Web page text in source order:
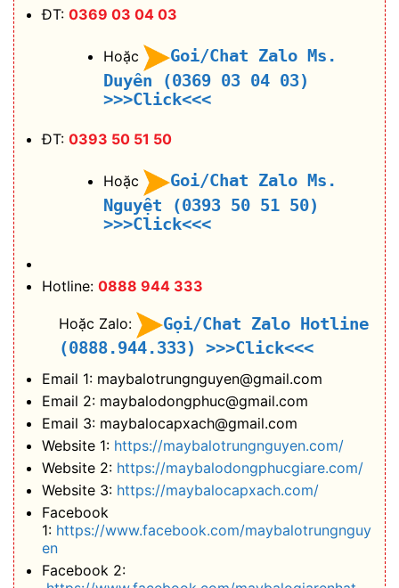
ĐT: 0369 03 04 03
Hoặc
Goi/Chat Zalo Ms.
Duyên (0369 03 04 03)
>>>Click<<<
ĐT: 0393 50 51 50
Hoặc
Goi/Chat Zalo Ms.
Nguyệt (0393 50 51 50)
>>>Click<<<
Hotline: 0888 944 333
Hoặc Zalo:
Gọi/Chat Zalo Hotline
(0888.944.333)
>>>Click<<<
Email 1: maybalotrungnguyen@gmail.com
Email 2: maybalodongphuc@gmail.com
Email 3: maybalocapxach@gmail.com
Website 1: https://maybalotrungnguyen.com/
Website 2: https://maybalodongphucgiare.com/
Website 3: https://maybalocapxach.com/
Facebook
1: https://www.facebook.com/maybalotrungnguy
en
Facebook 2: